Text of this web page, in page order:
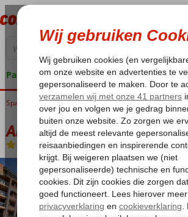
Pakketgarantie
Home Canarische Eilanden Gran Canaria Arguineguin
Arguineguin Park by
Logies-Appartement